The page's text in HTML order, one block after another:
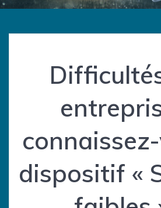
dispositif «